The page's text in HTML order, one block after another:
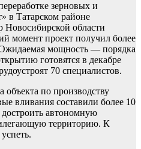
зерновых и
в Татарском районе
Новосибирской области
момент проект получил более
мощность — порядка
готовятся в декабре
70 специалистов.
объекта по производству
вливания составили более 10
автономную
территорию. К